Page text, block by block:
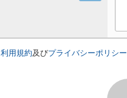
利用規約及びプライバシーポリシー